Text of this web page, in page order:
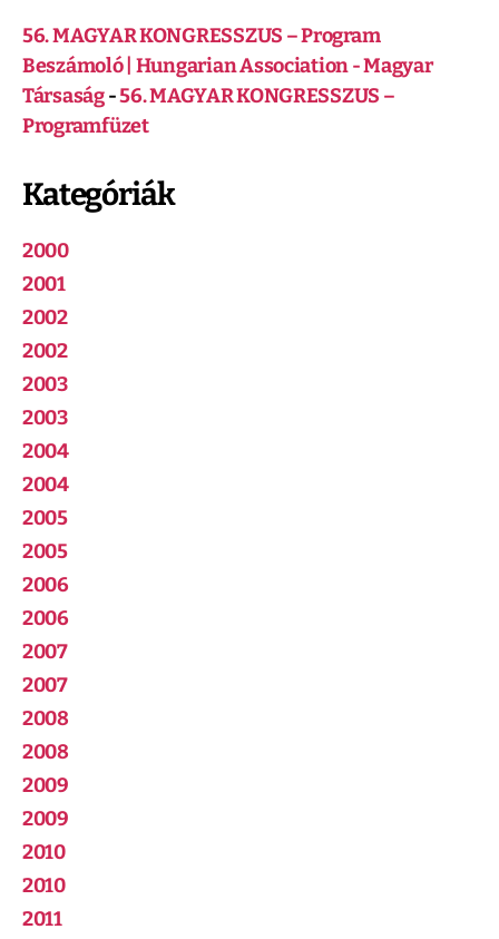
56. MAGYAR KONGRESSZUS – Program
Beszámoló | Hungarian Association - Magyar
Társaság-56. MAGYAR KONGRESSZUS –
Programfüzet
Kategóriák
2000
2001
2002
2002
2003
2003
2004
2004
2005
2005
2006
2006
2007
2007
2008
2008
2009
2009
2010
2010
2011